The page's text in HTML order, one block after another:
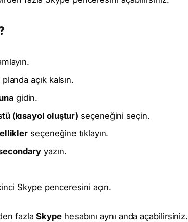
açık kalsın.
gidin.
(kısayol oluştur) seçeneğini seçin.
seçeneğine tıklayın.
yazın.
Skype penceresini açın.
fazlaSkypehesabını aynı anda açabilirsiniz.